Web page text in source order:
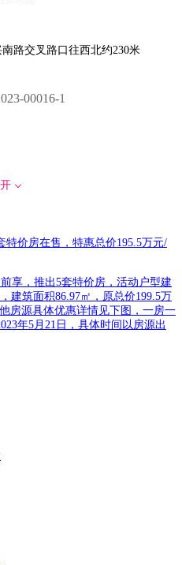
路交叉路口往西北约230米
00016-1
特价房在售，特惠总价195.5万元/
享，推出5套特价房，活动户型建
建筑面积86.97㎡，原总价199.5万
房源具体优惠详情见下图，一房一
年5月21日，具体时间以房源出